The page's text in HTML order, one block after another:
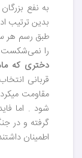
به نفع
بدین ترتیب
طبق رسم هر
را نمی‌شکست
دختری که
قربانی
مقاومت
شود . اما
گرفته و در
اطمینان